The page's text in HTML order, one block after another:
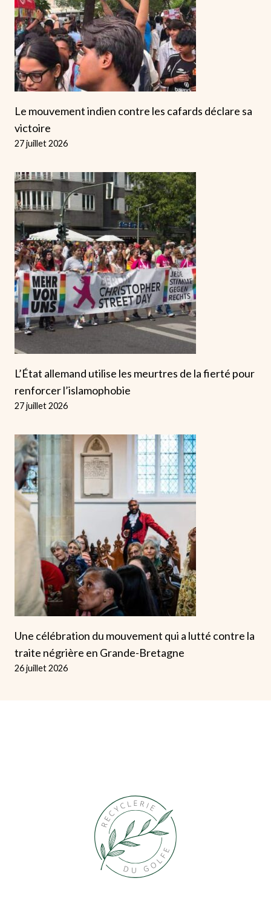
Le mouvement indien contre les cafards déclare sa
victoire
27 juillet 2026
L’État allemand utilise les meurtres de la fierté pour
renforcer l’islamophobie
27 juillet 2026
Une célébration du mouvement qui a lutté contre la
traite négrière en Grande-Bretagne
26 juillet 2026